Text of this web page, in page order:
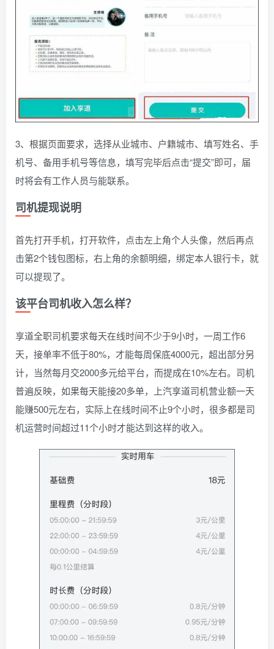
3、根据页面要求，选择从业城市、户籍城市、填写姓名、手
机号、备用手机号等信息，填写完毕后点击“提交”即可，届
时将会有工作人员与能联系。
司机提现说明
首先打开手机，打开软件，点击左上角个人头像，然后再点
击第2个钱包图标，右上角的余额明细，绑定本人银行卡，就
可以提现了。
该平台司机收入怎么样？
享道全职司机要求每天在线时间不少于9小时，一周工作6
天，接单率不低于80%，才能每周保底4000元，超出部分另
计，当然每月交2000多元给平台，而提成在10%左右。司机
普遍反映，如果每天能接20多单，上汽享道司机营业额一天
能赚500元左右，实际上在线时间不止9个小时，很多都是司
机运营时间超过11个小时才能达到这样的收入。